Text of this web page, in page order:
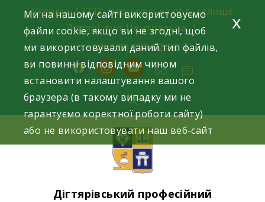
content
Україна, 17332, Чернігівська обл., селище
Дігтярі, вул. Центральна, 1.
+38 (063) 220-52-85
facebookinstagramyoutube
Дігтярівський професійний
Ми на нашому сайті використовуємо
файли cookie, якщо ви не згодні, щоб
ми використовували даний тип файлів,
ви повинні відповідним чином
встановити налаштування вашого
браузера (в такому випадку ми не
гарантуємо коректної роботи сайту)
або не використовувати наш веб-сайт
x